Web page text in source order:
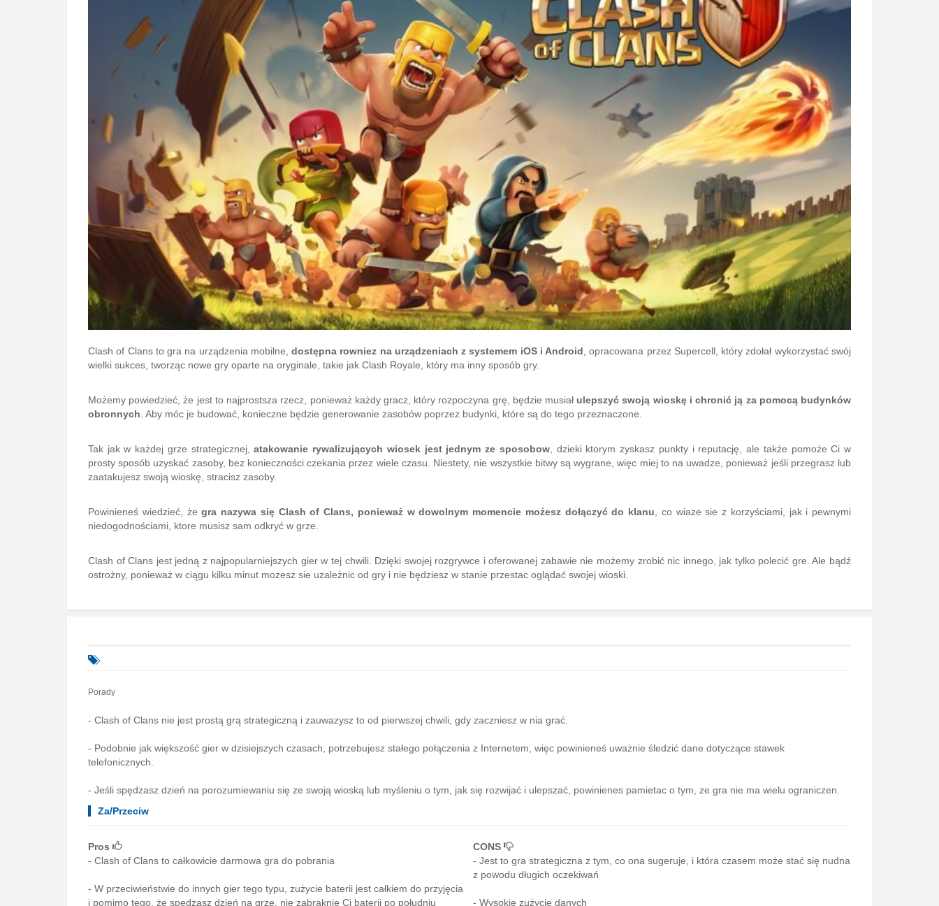
Clash of Clans to gra na urządzenia mobilne,dostępna rowniez na urządzeniach z systemem iOS i Android , opracowana przez Supercell, który zdołał wykorzystać swój
wielki sukces, tworząc nowe gry oparte na oryginale, takie jak Clash Royale, który ma inny sposób gry.
Możemy powiedzieć, że jest to najprostsza rzecz, ponieważ każdy gracz, który rozpoczyna grę, będzie musiał ulepszyć swoją wioskę i chronić ją za pomocą budynków
obronnych . Aby móc je budować, konieczne będzie generowanie zasobów poprzez budynki, które są do tego przeznaczone.
Tak jak w każdej grze strategicznej, atakowanie rywalizujących wiosek jest jednym ze sposobow, dzieki ktorym zyskasz punkty i reputację, ale także pomoże Ci w
prosty sposób uzyskać zasoby, bez konieczności czekania przez wiele czasu. Niestety, nie wszystkie bitwy są wygrane, więc miej to na uwadze, ponieważ jeśli przegrasz lub
zaatakujesz swoją wioskę, stracisz zasoby.
Powinieneś wiedzieć, żegra nazywa się Clash of Clans, ponieważ w dowolnym momencie możesz dołączyć do klanu , co wiaze sie z korzyściami, jak i pewnymi
niedogodnościami, ktore musisz sam odkryć w grze.
Clash of Clans jest jedną z najpopularniejszych gier w tej chwili. Dzięki swojej rozgrywce i oferowanej zabawie nie możemy zrobić nic innego, jak tylko polecić gre. Ale bądź
ostrożny, ponieważ w ciągu kilku minut mozesz sie uzależnic od gry i nie będziesz w stanie przestac oglądać swojej wioski.
Porady
- Clash of Clans nie jest prostą grą strategiczną i zauwazysz to od pierwszej chwili, gdy zaczniesz w nia grać.
- Podobnie jak większość gier w dzisiejszych czasach, potrzebujesz stałego połączenia z Internetem, więc powinieneś uważnie śledzić dane dotyczące stawek
telefonicznych.
- Jeśli spędzasz dzień na porozumiewaniu się ze swoją wioską lub myśleniu o tym, jak się rozwijać i ulepszać, powinienes pamietac o tym, ze gra nie ma wielu ograniczen.
Za/Przeciw
Pros
- Clash of Clans to całkowicie darmowa gra do pobrania
- W przeciwieństwie do innych gier tego typu, zużycie baterii jest całkiem do przyjęcia
i pomimo tego, że spędzasz dzień na grze, nie zabraknie Ci baterii po południu
CONS
- Jest to gra strategiczna z tym, co ona sugeruje, i która czasem może stać się nudna
z powodu długich oczekiwań
- Wysokie zużycie danych